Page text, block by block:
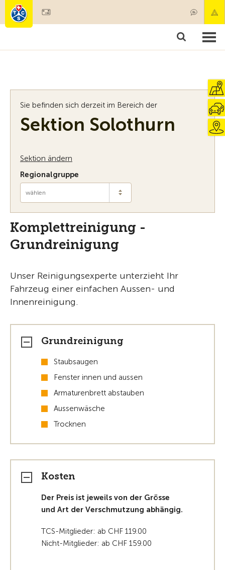
Mitgliedschaft & Leistungen
Sie befinden sich derzeit im Bereich der
Sektion Solothurn
Sektion ändern
Regionalgruppe
wählen
Komplettreinigung -
Grundreinigung
Unser Reinigungsexperte unterzieht Ihr
Fahrzeug einer einfachen Aussen- und
Innenreinigung.
Grundreinigung
Staubsaugen
Fenster innen und aussen
Armaturenbrett abstauben
Aussenwäsche
Trocknen
Kosten
Der Preis ist jeweils von der Grösse
und Art der Verschmutzung abhängig.
TCS-Mitglieder: ab CHF 119.00
Nicht-Mitglieder: ab CHF 159.00